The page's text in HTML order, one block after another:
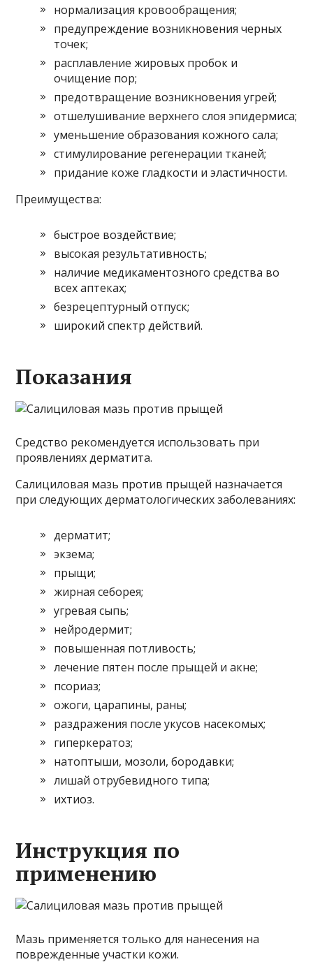
нормализация кровообращения;
предупреждение возникновения черных
точек;
расплавление жировых пробок и
очищение пор;
предотвращение возникновения угрей;
отшелушивание верхнего слоя эпидермиса;
уменьшение образования кожного сала;
стимулирование регенерации тканей;
придание коже гладкости и эластичности.
Преимущества:
быстрое воздействие;
высокая результативность;
наличие медикаментозного средства во
всех аптеках;
безрецептурный отпуск;
широкий спектр действий.
Показания
Средство рекомендуется использовать при
проявлениях дерматита.
Салициловая мазь против прыщей назначается
при следующих дерматологических заболеваниях:
дерматит;
экзема;
прыщи;
жирная себорея;
угревая сыпь;
нейродермит;
повышенная потливость;
лечение пятен после прыщей и акне;
псориаз;
ожоги, царапины, раны;
раздражения после укусов насекомых;
гиперкератоз;
натоптыши, мозоли, бородавки;
лишай отрубевидного типа;
ихтиоз.
Инструкция по
применению
Мазь применяется только для нанесения на
поврежденные участки кожи.